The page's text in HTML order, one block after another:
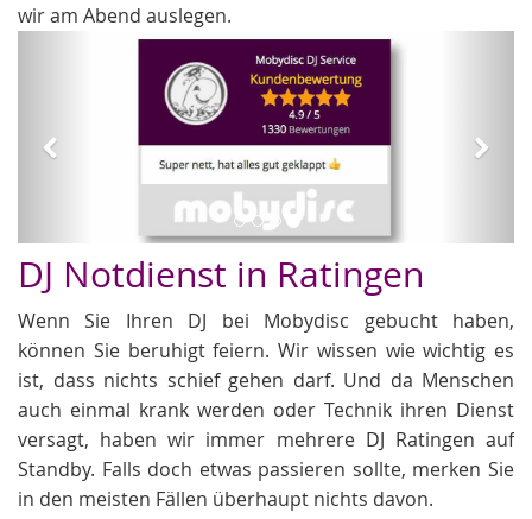
wir am Abend auslegen.
Hochzeit DJs
DJ Notdienst in Ratingen
Wenn Sie Ihren DJ bei Mobydisc gebucht haben,
können Sie beruhigt feiern. Wir wissen wie wichtig es
ist, dass nichts schief gehen darf. Und da Menschen
auch einmal krank werden oder Technik ihren Dienst
versagt, haben wir immer mehrere DJ Ratingen auf
Standby. Falls doch etwas passieren sollte, merken Sie
in den meisten Fällen überhaupt nichts davon.